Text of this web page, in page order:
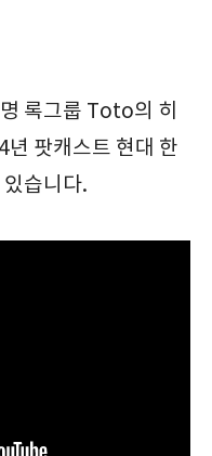
록그룹 Toto의 히
팟캐스트 현대 한
습니다.